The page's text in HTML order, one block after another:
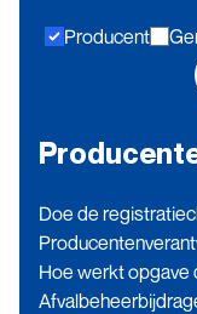
blijvenProducent
Doe de
Hoe werkt opgave